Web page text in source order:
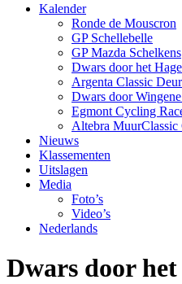
Kalender
Ronde de Mouscron
GP Schellebelle
GP Mazda Schelkens
Dwars door het
Argenta Classic
Dwars door
Egmont Cycling
Altebra MuurClassic
Nieuws
Klassementen
Uitslagen
Media
Foto’s
Video’s
Nederlands
Dwars door